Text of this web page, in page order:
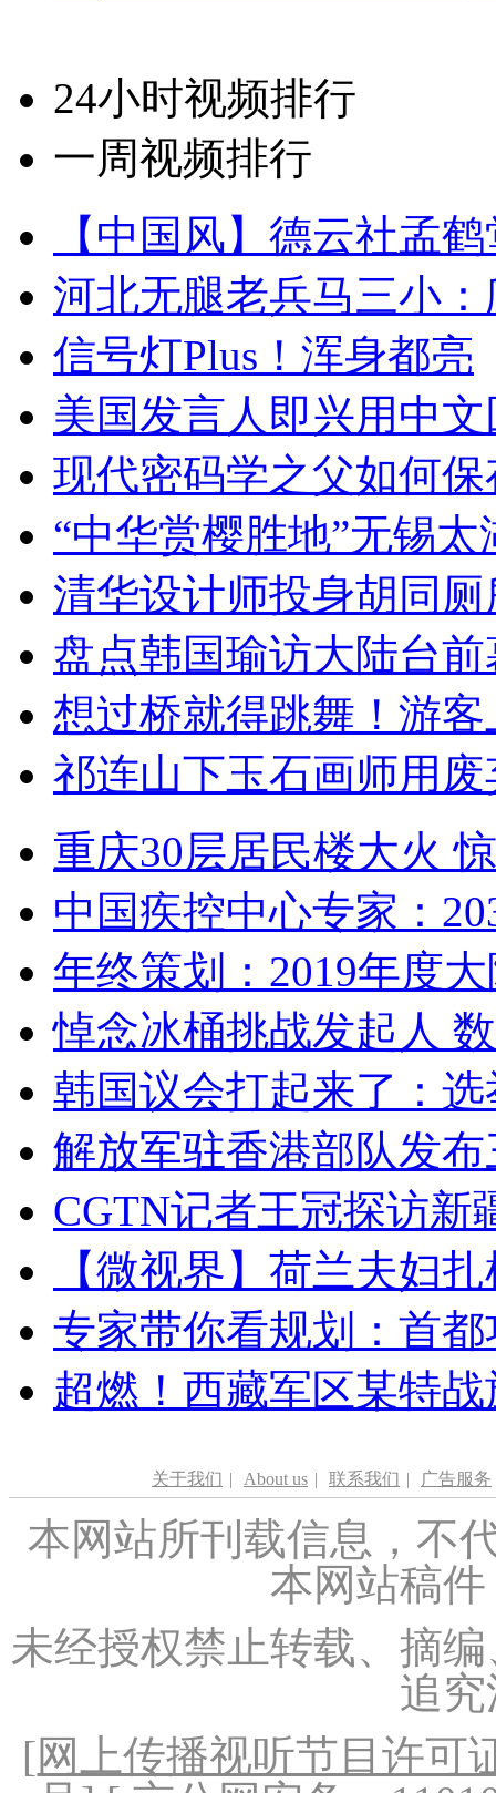
24小时视频排行
一周视频排行
【中国风】德云社孟
河北无腿老兵马三小
信号灯Plus！浑身都亮
美国发言人即兴用中
现代密码学之父如何
“中华赏樱胜地”无锡
清华设计师投身胡同
盘点韩国瑜访大陆台
想过桥就得跳舞！游客
祁连山下玉石画师用
重庆30层居民楼大火
中国疾控中心专家：
年终策划：2019年度
悼念冰桶挑战发起人
韩国议会打起来了：
解放军驻香港部队发
CGTN记者王冠探访新
【微视界】荷兰夫妇
专家带你看规划：首
超燃！西藏军区某特
关于我们 | About us | 联系我们 | 广告服务
本网站所刊载信息，不
本网站稿
未经授权禁止转载、摘
追
[网上传播视听节目许可